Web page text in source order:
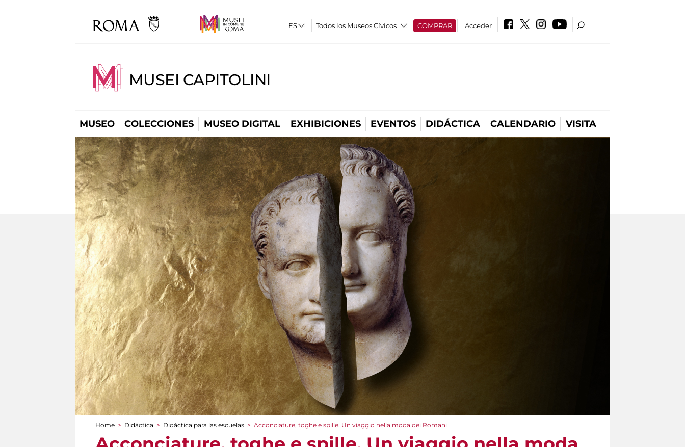
Todos los Museos Cívicos COMPRAR Acceder
MUSEI CAPITOLINI
MUSEO COLECCIONES MUSEO DIGITAL EXHIBICIONES EVENTOS DIDÁCTICA CALENDARIO VISITA
You are here
Home > Didáctica > Didáctica para las escuelas > Acconciature, toghe e spille. Un viaggio nella moda dei Romani